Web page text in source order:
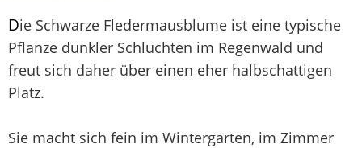
Die Schwarze Fledermausblume ist eine typische
Pflanze dunkler Schluchten im Regenwald und
freut sich daher über einen eher halbschattigen
Platz.
Sie macht sich fein im Wintergarten, im Zimmer